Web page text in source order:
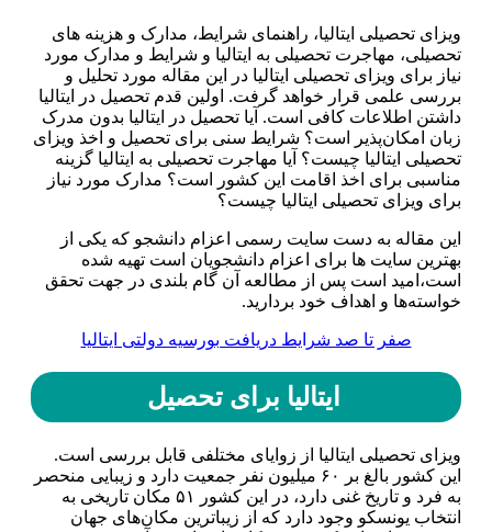
ویزای تحصیلی ایتالیا، راهنمای شرایط، مدارک و هزینه های
تحصیلی، مهاجرت تحصیلی به ایتالیا و شرایط و مدارک مورد
نیاز برای ویزای تحصیلی ایتالیا در این مقاله مورد تحلیل و
بررسی علمی قرار خواهد گرفت. اولین قدم تحصیل در ایتالیا
داشتن اطلاعات کافی است. آیا تحصیل در ایتالیا بدون مدرک
زبان امکان‌پذیر است؟ شرایط سنی برای تحصیل و اخذ ویزای
تحصیلی ایتالیا چیست؟ آیا مهاجرت تحصیلی به ایتالیا گزینه
مناسبی برای اخذ اقامت این کشور است؟ مدارک مورد نیاز
برای ویزای تحصیلی ایتالیا چیست؟
این مقاله به دست سایت رسمی اعزام دانشجو که یکی از
بهترین سایت ها برای اعزام دانشجویان است تهیه شده
است،‌امید است پس از مطالعه آن گام بلندی در جهت تحقق
خواسته‌ها و اهداف خود بردارید.
صفر تا صد شرایط دریافت بورسیه دولتی ایتالیا
ایتالیا برای تحصیل
ویزای تحصیلی ایتالیا از زوایای مختلفی قابل بررسی است.
این کشور بالغ بر ۶۰ میلیون نفر جمعیت دارد و زیبایی منحصر
به فرد و تاریخ غنی دارد، در این کشور ۵۱ مکان تاریخی به
انتخاب یونسکو وجود دارد که از زیباترین مکان‌های جهان